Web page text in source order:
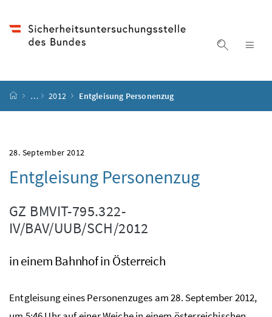
Suche
Startseite
… 2012 Entgleisung Personenzug
28. September 2012
Entgleisung Personenzug
GZ BMVIT-795.322-
IV/BAV/UUB/SCH/2012
in einem Bahnhof in Österreich
Entgleisung eines Personenzuges am 28. September 2012,